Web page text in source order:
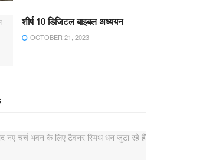
शीर्ष 10 डिजिटल बाइबल अध्ययन
OCTOBER 21, 2023